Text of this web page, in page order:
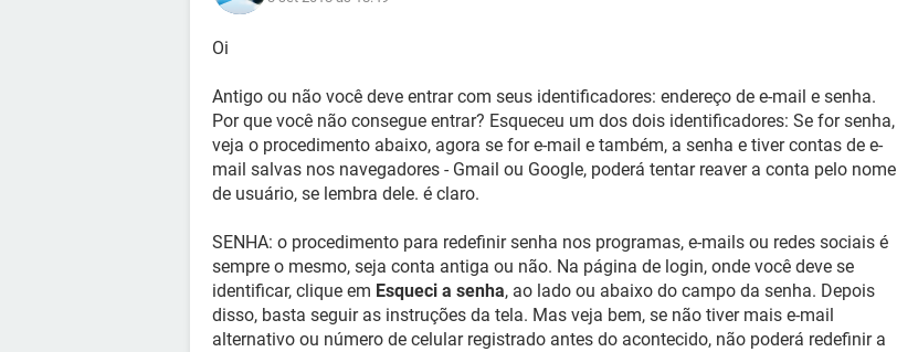
Oi
Antigo ou não você deve entrar com seus identificadores: endereço de e-mail e senha.
Por que você não consegue entrar? Esqueceu um dos dois identificadores: Se for senha,
veja o procedimento abaixo, agora se for e-mail e também, a senha e tiver contas de e-
mail salvas nos navegadores - Gmail ou Google, poderá tentar reaver a conta pelo nome
de usuário, se lembra dele. é claro.
SENHA: o procedimento para redefinir senha nos programas, e-mails ou redes sociais é
sempre o mesmo, seja conta antiga ou não. Na página de login, onde você deve se
identificar, clique em Esqueci a senha, ao lado ou abaixo do campo da senha. Depois
disso, basta seguir as instruções da tela. Mas veja bem, se não tiver mais e-mail
alternativo ou número de celular registrado antes do acontecido, não poderá redefinir a